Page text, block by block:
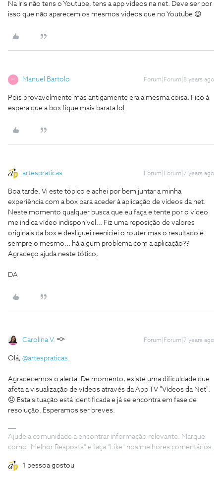
Na Iris não tens o Youtube, tens a app videos na net. Deve ser por
isso que não aparecem os mesmos videos que no Youtube 😉
M Manuel Bartolo Forum|Forum|8 years ago
Pois provavelmente mas antigamente era a mesma coisa. Fico à
espera que a box fique mais barata lol
artespraticas Forum|Forum|7 years ago
Boa tarde. Vi este tópico e achei por bem juntar a minha
experiência com a box para aceder à aplicação de vídeos da net.
Neste momento qualquer busca que eu faça e tente por o vídeo
me indica vídeo indisponível... Fiz uma reposição de valores
originais da box e desliguei reeniciei o router mas o resultado é
sempre o mesmo... há algum problema com a aplicação??
Agradeço ajuda neste tótico,
DA
Carolina V. Forum|Forum|7 years ago
Olá, @artespraticas.
Agradecemos o alerta. De momento, existe uma dificuldade que
afeta a visualização de vídeos através da App TV "Vídeos da Net".
😞 Esta situação está identificada e já se encontra em fase de
resolução. Esperamos ser breves.
Ajude a comunidade a encontrar informação relevante. Marque
como "Melhor Resposta" e faça "Like" nos melhores comentários.
1 pessoa gostou